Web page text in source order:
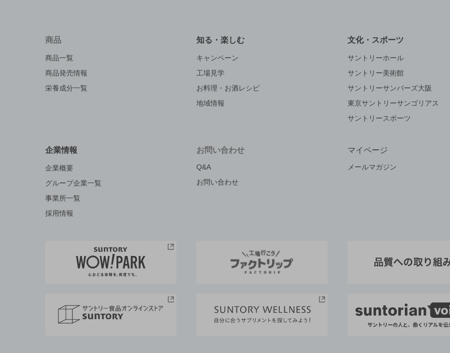
商品
商品一覧
商品発売情報
栄養成分一覧
知る・楽しむ
キャンペーン
工場見学
お料理・お酒レシピ
地域情報
文化・スポーツ
サントリーホール
サントリー美術館
サントリーサンバーズ大阪
東京サントリーサンゴリアス
サントリースポーツ
企業情報
企業概要
グループ企業一覧
事業所一覧
採用情報
お問い合わせ
Q&A
お問い合わせ
マイページ
メールマガジン